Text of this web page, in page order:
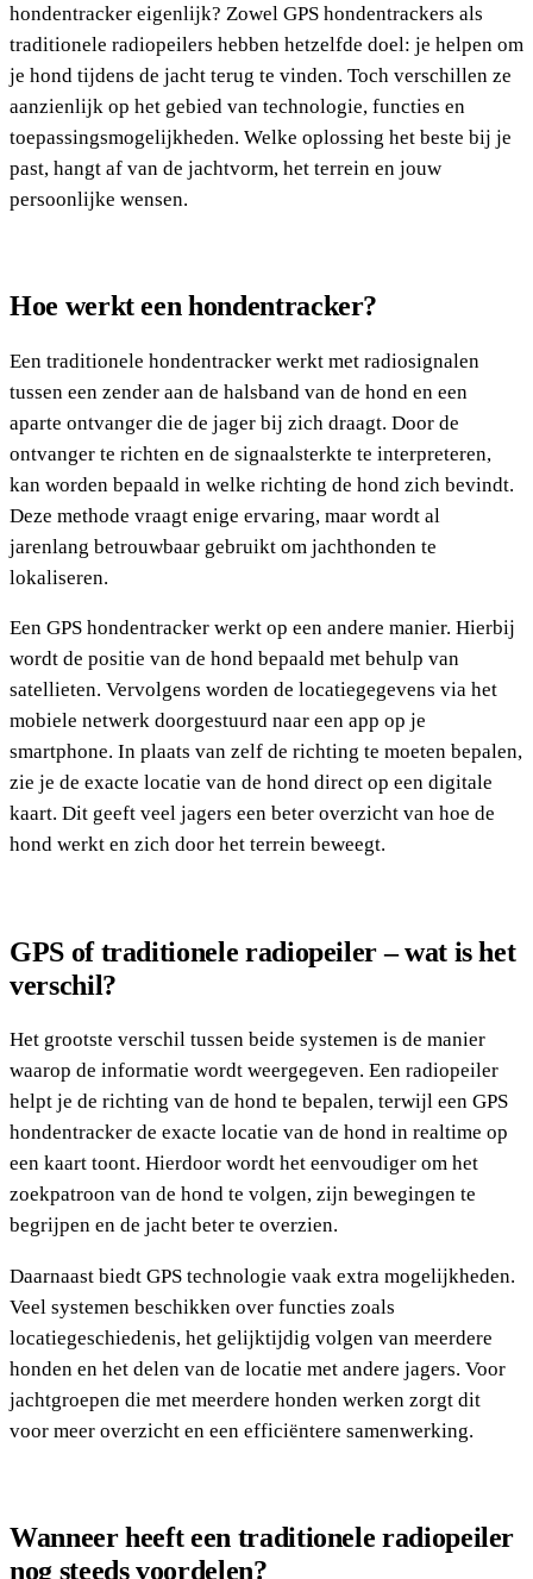
hondentracker eigenlijk? Zowel GPS hondentrackers als
traditionele radiopeilers hebben hetzelfde doel: je helpen om
je hond tijdens de jacht terug te vinden. Toch verschillen ze
aanzienlijk op het gebied van technologie, functies en
toepassingsmogelijkheden. Welke oplossing het beste bij je
past, hangt af van de jachtvorm, het terrein en jouw
persoonlijke wensen.
Hoe werkt een hondentracker?
Een traditionele hondentracker werkt met radiosignalen
tussen een zender aan de halsband van de hond en een
aparte ontvanger die de jager bij zich draagt. Door de
ontvanger te richten en de signaalsterkte te interpreteren,
kan worden bepaald in welke richting de hond zich bevindt.
Deze methode vraagt enige ervaring, maar wordt al
jarenlang betrouwbaar gebruikt om jachthonden te
lokaliseren.
Een GPS hondentracker werkt op een andere manier. Hierbij
wordt de positie van de hond bepaald met behulp van
satellieten. Vervolgens worden de locatiegegevens via het
mobiele netwerk doorgestuurd naar een app op je
smartphone. In plaats van zelf de richting te moeten bepalen,
zie je de exacte locatie van de hond direct op een digitale
kaart. Dit geeft veel jagers een beter overzicht van hoe de
hond werkt en zich door het terrein beweegt.
GPS of traditionele radiopeiler – wat is het
verschil?
Het grootste verschil tussen beide systemen is de manier
waarop de informatie wordt weergegeven. Een radiopeiler
helpt je de richting van de hond te bepalen, terwijl een GPS
hondentracker de exacte locatie van de hond in realtime op
een kaart toont. Hierdoor wordt het eenvoudiger om het
zoekpatroon van de hond te volgen, zijn bewegingen te
begrijpen en de jacht beter te overzien.
Daarnaast biedt GPS technologie vaak extra mogelijkheden.
Veel systemen beschikken over functies zoals
locatiegeschiedenis, het gelijktijdig volgen van meerdere
honden en het delen van de locatie met andere jagers. Voor
jachtgroepen die met meerdere honden werken zorgt dit
voor meer overzicht en een efficiëntere samenwerking.
Wanneer heeft een traditionele radiopeiler
nog steeds voordelen?